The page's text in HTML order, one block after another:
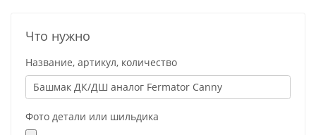
Что нужно
Название, артикул, количество
Фото детали или шильдика